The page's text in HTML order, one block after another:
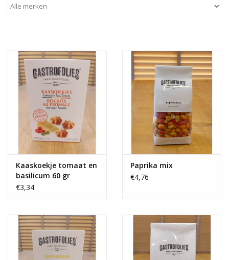
OUTLET ! Geboorte,
huwelijk, communie,
lentefeest, ...
MOEDERDAG 2026
Onze website
Kaaskoekje tomaat en
basilicum 60 gr
€3,34
Paprika mix
€4,76